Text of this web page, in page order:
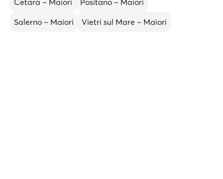
Cetara – Maiori
Positano – Maiori
Salerno – Maiori
Vietri sul Mare – Maiori